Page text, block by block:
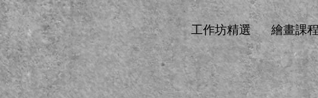
工作坊精選 繪畫課程